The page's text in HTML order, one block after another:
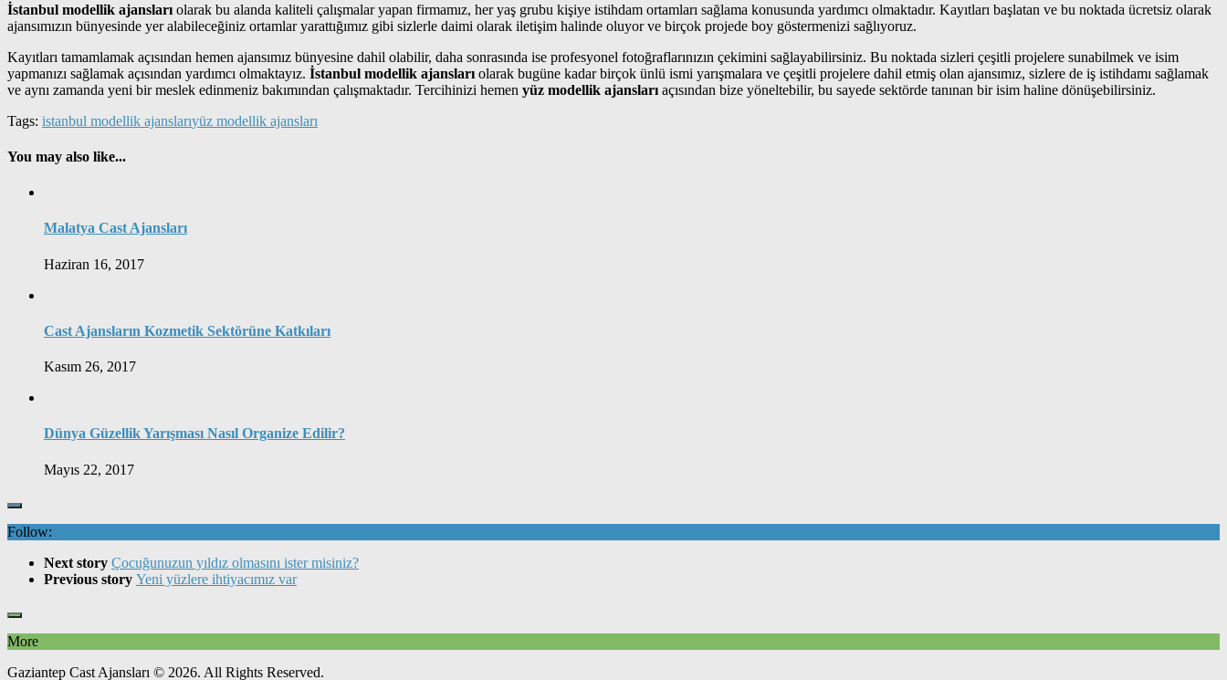
İstanbul modellik ajansları olarak bu alanda kaliteli çalışmalar yapan firmamız, her yaş grubu kişiye istihdam ortamları sağlama konusunda yardımcı olmaktadır. Kayıtları başlatan ve bu noktada ücretsiz olarak
ajansımızın bünyesinde yer alabileceğiniz ortamlar yarattığımız gibi sizlerle daimi olarak iletişim halinde oluyor ve birçok projede boy göstermenizi sağlıyoruz.
Kayıtları tamamlamak açısından hemen ajansımız bünyesine dahil olabilir, daha sonrasında ise profesyonel fotoğraflarınızın çekimini sağlayabilirsiniz. Bu noktada sizleri çeşitli projelere sunabilmek ve isim
yapmanızı sağlamak açısından yardımcı olmaktayız. İstanbul modellik ajansları olarak bugüne kadar birçok ünlü ismi yarışmalara ve çeşitli projelere dahil etmiş olan ajansımız, sizlere de iş istihdamı sağlamak
ve aynı zamanda yeni bir meslek edinmeniz bakımından çalışmaktadır. Tercihinizi hemen yüz modellik ajansları açısından bize yöneltebilir, bu sayede sektörde tanınan bir isim haline dönüşebilirsiniz.
Tags: istanbul modellik ajanslarıyüz modellik ajansları
You may also like...
Malatya Cast Ajansları
Haziran 16, 2017
Cast Ajansların Kozmetik Sektörüne Katkıları
Kasım 26, 2017
Dünya Güzellik Yarışması Nasıl Organize Edilir?
Mayıs 22, 2017
Follow:
Next story Çocuğunuzun yıldız olmasını ister misiniz?
Previous story Yeni yüzlere ihtiyacımız var
More
Gaziantep Cast Ajansları © 2026. All Rights Reserved.